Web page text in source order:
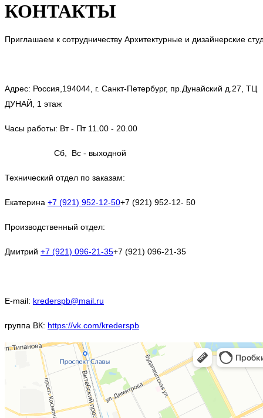
КОНТАКТЫ
Приглашаем к сотрудничеству Архитектурные и дизайнерские
Адрес: Россия,194044, г. Санкт-Петербург, пр.Дунайский д.27, ТЦ
ДУНАЙ, 1 этаж
Часы работы: Вт - Пт 11.00 - 20.00
Сб, Вс - выходной
Технический отдел по заказам:
Екатерина +7 (921) 952-12-50+7 (921) 952-12- 50
Производственный отдел:
Дмитрий +7 (921) 096-21-35+7 (921) 096-21-35
E-mail: krederspb@mail.ru
группа ВК: https://vk.com/krederspb